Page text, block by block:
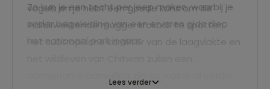
Zo kun je een tocht per jeep maken, waarbij je
onder begeleiding van een ervaren gids diep
vogels en je hebt een goede kans om de
indrukwekkende mugger krokodil te spotten.
Lees verder